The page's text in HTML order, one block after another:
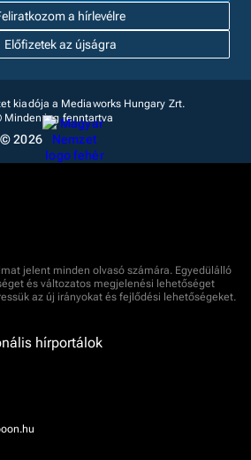
a hírlevélre
Előfizetek az újságra
kiadója a Mediaworks Hungary Zrt.
Minden jog fenntartva
© 2026
jelent minden olvasó számára. Egyedülálló
és változatos megjelenési lehetőséget
az új irányokat és fejlődési lehetőségeket.
hírportálok